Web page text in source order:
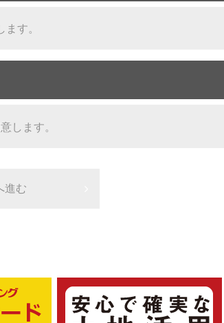
す。
します。